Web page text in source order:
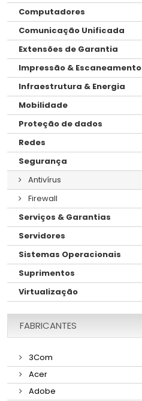
Computadores
Comunicação Unificada
Extensões de Garantia
Impressão & Escaneamento
Infraestrutura & Energia
Mobilidade
Proteção de dados
Redes
Segurança
Antivírus
Firewall
Serviços & Garantias
Servidores
Sistemas Operacionais
Suprimentos
Virtualização
FABRICANTES
3Com
Acer
Adobe